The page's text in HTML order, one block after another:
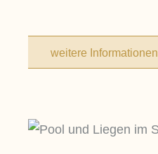
weitere Informationen